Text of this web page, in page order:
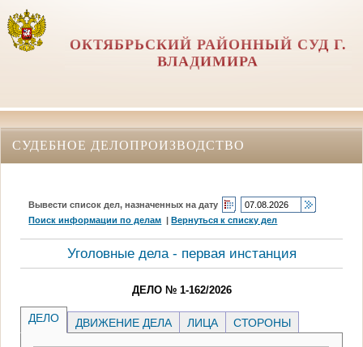
ОКТЯБРЬСКИЙ РАЙОННЫЙ СУД Г.
ВЛАДИМИРА
СУДЕБНОЕ ДЕЛОПРОИЗВОДСТВО
Вывести список дел, назначенных на дату
Поиск информации по делам |Вернуться к списку дел
Уголовные дела - первая инстанция
ДЕЛО № 1-162/2026
ДЕЛО ДВИЖЕНИЕ ДЕЛА ЛИЦА СТОРОНЫ